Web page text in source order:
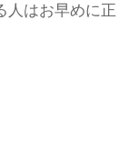
人はお早めに正